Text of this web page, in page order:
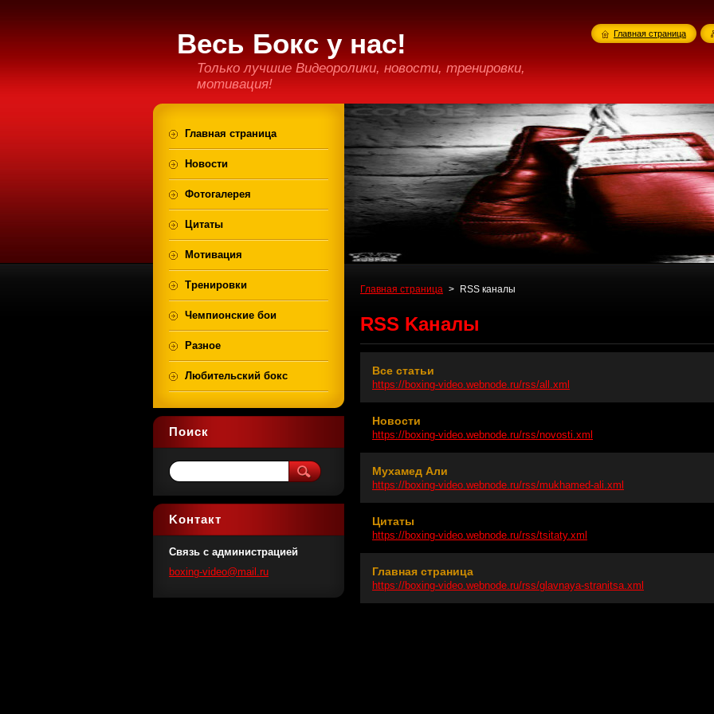
Весь Бокс у нас!
Только лучшие Видеоролики, новости, тренировки,
мотивация!
Главная страница > RSS каналы
RSS Kаналы
Все статьи
https://boxing-video.webnode.ru/rss/all.xml
Новости
https://boxing-video.webnode.ru/rss/novosti.xml
Мухамед Али
https://boxing-video.webnode.ru/rss/mukhamed-ali.xml
Цитаты
https://boxing-video.webnode.ru/rss/tsitaty.xml
Главная страница
https://boxing-video.webnode.ru/rss/glavnaya-stranitsa.xml
Главная страница
Новости
Фотогалерея
Цитаты
Мотивация
Тренировки
Чемпионские бои
Разное
Любительский бокс
Поиск
Koнтакт
Связь с администрацией
boxing-video@mai l.ru
Главная страница